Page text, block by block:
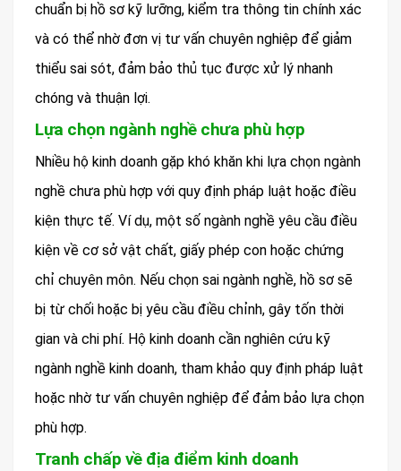
chuẩn bị hồ sơ kỹ lưỡng, kiểm tra thông tin chính xác
và có thể nhờ đơn vị tư vấn chuyên nghiệp để giảm
thiểu sai sót, đảm bảo thủ tục được xử lý nhanh
chóng và thuận lợi.
Lựa chọn ngành nghề chưa phù hợp
Nhiều hộ kinh doanh gặp khó khăn khi lựa chọn ngành
nghề chưa phù hợp với quy định pháp luật hoặc điều
kiện thực tế. Ví dụ, một số ngành nghề yêu cầu điều
kiện về cơ sở vật chất, giấy phép con hoặc chứng
chỉ chuyên môn. Nếu chọn sai ngành nghề, hồ sơ sẽ
bị từ chối hoặc bị yêu cầu điều chỉnh, gây tốn thời
gian và chi phí. Hộ kinh doanh cần nghiên cứu kỹ
ngành nghề kinh doanh, tham khảo quy định pháp luật
hoặc nhờ tư vấn chuyên nghiệp để đảm bảo lựa chọn
phù hợp.
Tranh chấp về địa điểm kinh doanh